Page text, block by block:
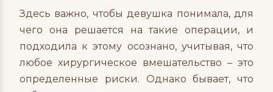
Здесь важно, чтобы девушка понимала, для
чего она решается на такие операции, и
подходила к этому осознано, учитывая, что
любое хирургическое вмешательство – это
определенные риски. Однако бывает, что